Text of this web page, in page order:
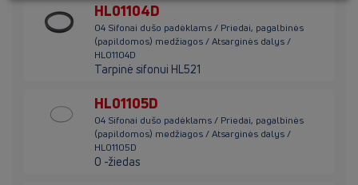
HL01104D
04 Sifonai dušo padėklams / Priedai, pagalbinės
(papildomos) medžiagos / Atsarginės dalys /
HL01104D
Tarpinė sifonui HL521
HL01105D
04 Sifonai dušo padėklams / Priedai, pagalbinės
(papildomos) medžiagos / Atsarginės dalys /
HL01105D
O -žiedas